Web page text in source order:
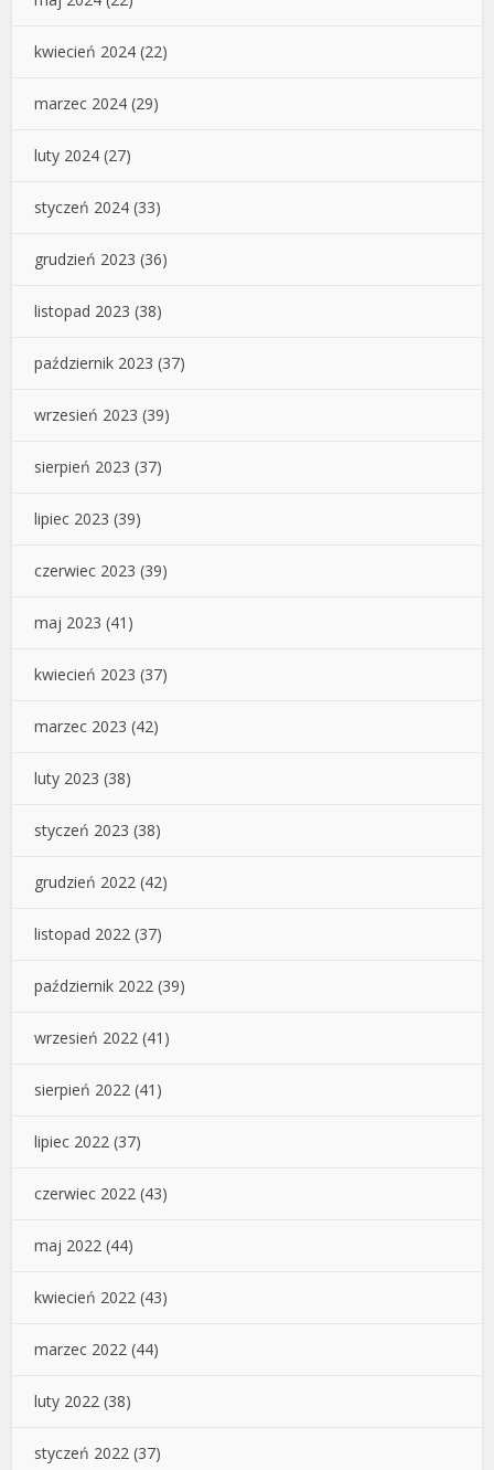
kwiecień 2024 (22)
marzec 2024 (29)
luty 2024 (27)
styczeń 2024 (33)
grudzień 2023 (36)
listopad 2023 (38)
październik 2023 (37)
wrzesień 2023 (39)
sierpień 2023 (37)
lipiec 2023 (39)
czerwiec 2023 (39)
maj 2023 (41)
kwiecień 2023 (37)
marzec 2023 (42)
luty 2023 (38)
styczeń 2023 (38)
grudzień 2022 (42)
listopad 2022 (37)
październik 2022 (39)
wrzesień 2022 (41)
sierpień 2022 (41)
lipiec 2022 (37)
czerwiec 2022 (43)
maj 2022 (44)
kwiecień 2022 (43)
marzec 2022 (44)
luty 2022 (38)
styczeń 2022 (37)